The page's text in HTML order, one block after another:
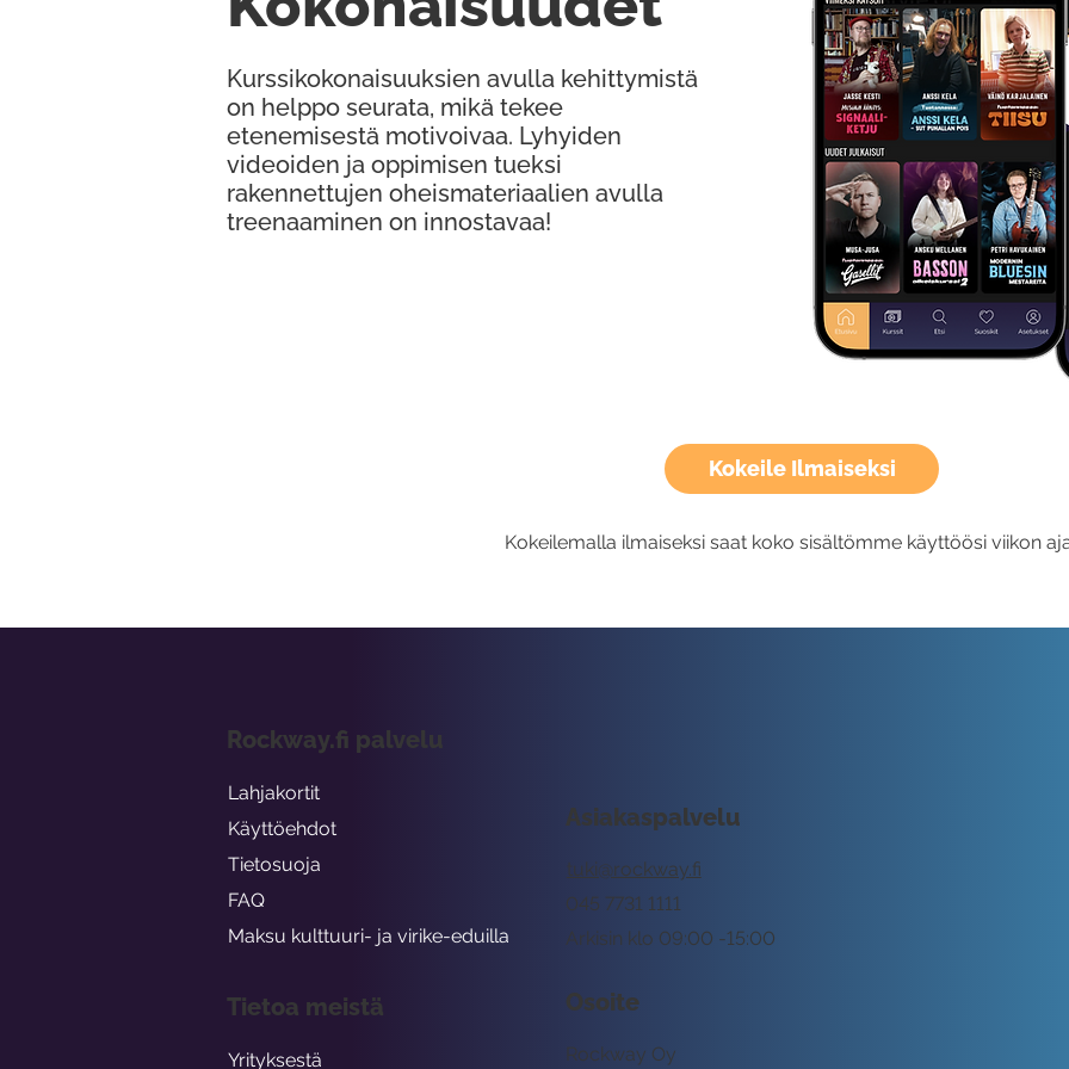
Kokeile Ilmaiseksi
Kokeilemalla ilmaiseksi saat koko sisältömme käyttöösi viikon
Kurssikokonaisuuksien avulla kehittymistä
on helppo seurata, mikä tekee
etenemisestä motivoivaa. Lyhyiden
videoiden ja oppimisen tueksi
rakennettujen oheismateriaalien avulla
treenaaminen on innostavaa!
Asiakaspalvelu
tuki@rockway.fi
Arkisin klo 09:00 -15:00
045 7731 1111
Osoite
Rockway Oy
Rockway.fi palvelu
Lahjakortit
Käyttöehdot
Tietosuoja
FAQ
Maksu kulttuuri- ja virike-eduilla
Tietoa meistä
Yrityksestä